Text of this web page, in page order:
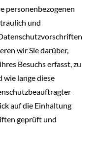
personenbezogenen
und
wir Sie darüber,
Besuchs erfasst, zu
wie lange diese
auf die Einhaltung
geprüft und